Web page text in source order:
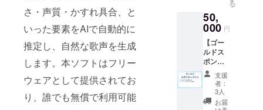
さ・声質・かすれ具合、と
いった要素をAIで自動的に
推定し、自然な歌声を生成
します。本ソフトはフリー
ウェアとして提供されてお
り、誰でも無償で利用可能
– AI Singing
Generator は
最新の歌声
生成AIを用い
た歌声シン
セサイザー
です。本ソ
前をご
記入く
ださ
い。
援者様
のお名
前
（ニッ
クネー
ム）を
掲載し
ます。
支援
時、必
ト） ※
クレ
ジット
掲載 新
ライブ
ラリの
Readm
eに、支
援者様
のお名
る
50,
000 円
【ゴー
ルドス
ポン
サープ
ラン】
・デジ
タルプ
支援
者：
3人
お届